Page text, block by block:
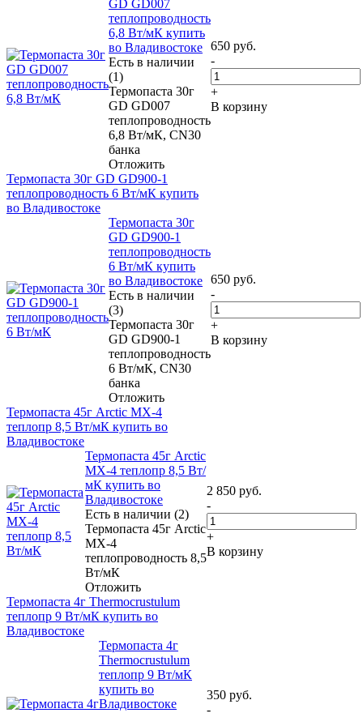
GD GD007
теплопроводность
6,8 Вт/мК купить
во Владивостоке
Есть в наличии
(1)
Термопаста 30г
GD GD007
теплопроводность
6,8 Вт/мК, CN30
банка
Отложить
650 руб.
-
+
В корзину
Термопаста 30г GD GD900-1
теплопроводность 6 Вт/мК купить
во Владивостоке
Термопаста 30г
GD GD900-1
теплопроводность
6 Вт/мК купить
во Владивостоке
Есть в наличии
(3)
Термопаста 30г
GD GD900-1
теплопроводность
6 Вт/мК, CN30
банка
Отложить
650 руб.
-
+
В корзину
Термопаста 45г Arctic MX-4
теплопр 8,5 Вт/мК купить во
Владивостоке
Термопаста 45г Arctic
MX-4 теплопр 8,5 Вт/
мК купить во
Владивостоке
Есть в наличии (2)
Термопаста 45г Arctic
MX-4
теплопроводность 8,5
Вт/мК
Отложить
2 850 руб.
-
+
В корзину
Термопаста 4г Thermocrustulum
теплопр 9 Вт/мК купить во
Владивостоке
Термопаста 4г
Thermocrustulum
теплопр 9 Вт/мК
купить во
Владивостоке
350 руб.
-